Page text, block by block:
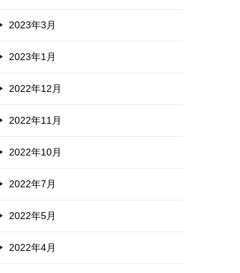
2023年3月
2023年1月
2022年12月
2022年11月
2022年10月
2022年7月
2022年5月
2022年4月